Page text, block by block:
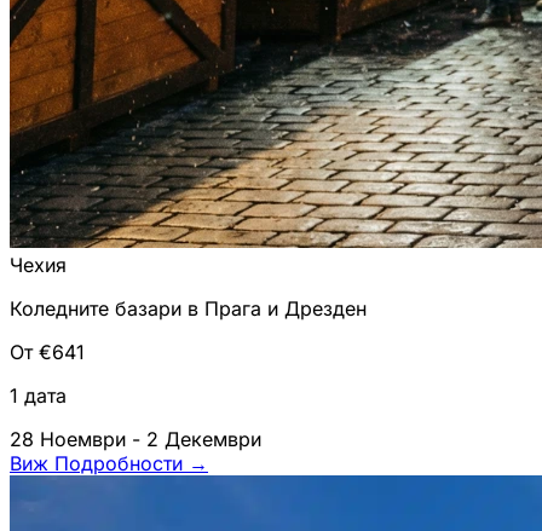
Чехия
Коледните базари в Прага и Дрезден
От €641
1 дата
28 Ноември - 2 Декември
Виж Подробности →